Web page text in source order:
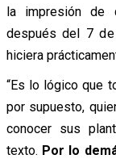
la impresión de
después del 7 de
hiciera
“Es lo lógico que
por supuesto,
conocer sus
texto. Por lo